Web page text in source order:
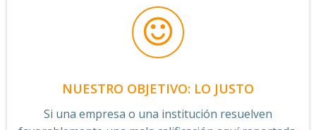
NUESTRO OBJETIVO: LO JUSTO
Si una empresa o una institución resuelven